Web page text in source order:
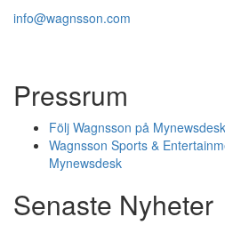
info@wagnsson.com
Pressrum
Följ Wagnsson på Mynewsdesk
Wagnsson Sports &
Mynewsdesk
Senaste Nyheter